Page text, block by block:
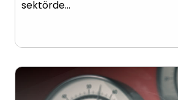
sektörde…